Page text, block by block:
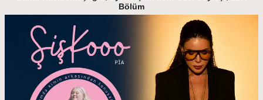
Bölüm